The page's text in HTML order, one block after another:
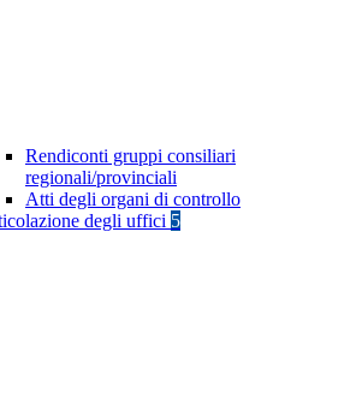
Rendiconti gruppi consiliari
regionali/provinciali
Atti degli organi di controllo
degli uffici 5